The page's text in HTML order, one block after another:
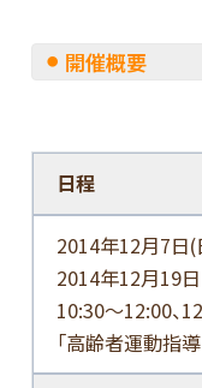
開催概要
日程
2014年12月7日(
2014年12月19日
10:30～12:00、
「高齢者運動指導